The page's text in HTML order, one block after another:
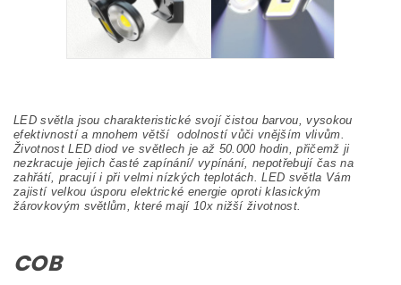
LED světla jsou charakteristické svojí čistou barvou, vysokou
efektivností a mnohem větší odolností vůči vnějším vlivům.
Životnost LED diod ve světlech je až 50.000 hodin, přičemž ji
nezkracuje jejich časté zapínání/ vypínání, nepotřebují čas na
zahřátí, pracují i při velmi nízkých teplotách. LED světla Vám
zajistí velkou úsporu elektrické energie oproti klasickým
žárovkovým světlům, které mají 10x nižší životnost.
COB